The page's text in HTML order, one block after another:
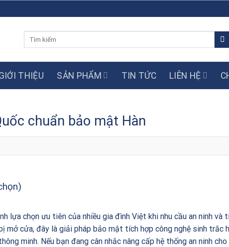
THIỆU SẢN PHẨM TIN TỨC LIÊN HỆ
chuẩn bảo mật Hàn
lựa chọn ưu tiên của nhiều gia đình Việt khi nhu cầu an ninh và
mở cửa, đây là giải pháp bảo mật tích hợp công nghệ sinh trắc
minh. Nếu bạn đang cân nhắc nâng cấp hệ thống an ninh cho